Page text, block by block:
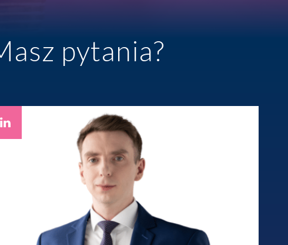
Spór o rozliczenie strat po
pomoc w raportowaniu
mimo ograniczeń ...
pytania?